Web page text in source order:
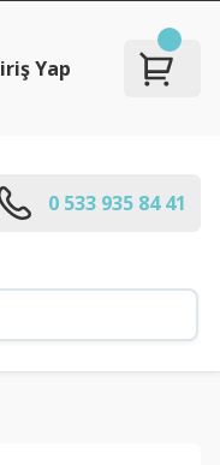
Yap
0 533 935 84 41